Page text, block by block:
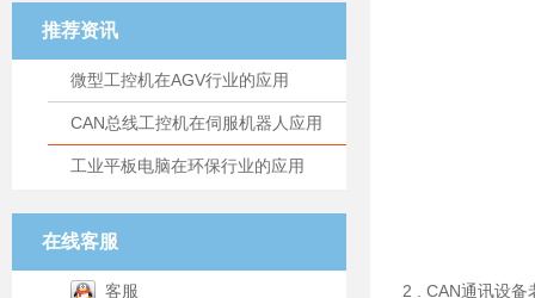
推荐资讯
微型工控机在AGV行业的应用
CAN总线工控机在伺服机器人应用
工业平板电脑在环保行业的应用
在线客服
客服
2 . CAN通讯设备